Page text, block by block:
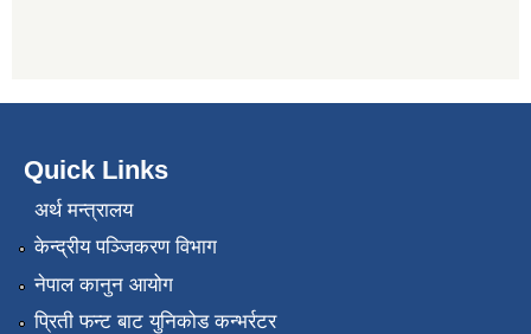
Quick Links
अर्थ मन्त्रालय
केन्द्रीय पञ्जिकरण विभाग
नेपाल कानुन आयोग
प्रिती फन्ट बाट युनिकोड कन्भर्रटर